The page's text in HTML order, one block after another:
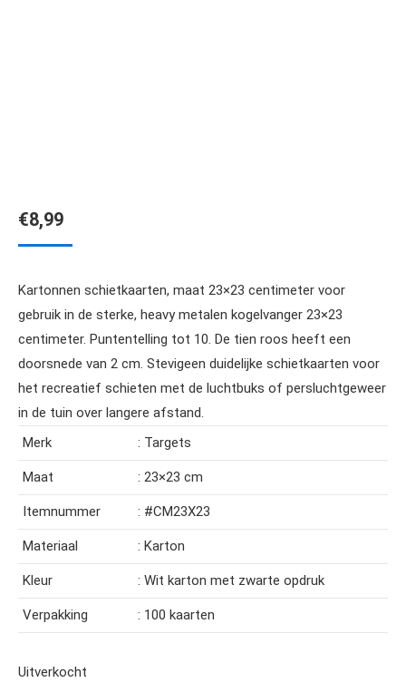
€8,99
Kartonnen schietkaarten, maat 23×23 centimeter voor
gebruik in de sterke, heavy metalen kogelvanger 23×23
centimeter. Puntentelling tot 10. De tien roos heeft een
doorsnede van 2 cm. Stevigeen duidelijke schietkaarten voor
het recreatief schieten met de luchtbuks of persluchtgeweer
in de tuin over langere afstand.
Merk
: Targets
Maat : 23×23 cm
Itemnummer : #CM23X23
Materiaal : Karton
Kleur : Wit karton met zwarte opdruk
Verpakking : 100 kaarten
Uitverkocht